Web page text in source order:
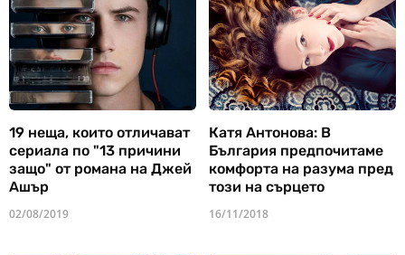
19 неща, които отличават
сериала по "13 причини
защо" от романа на Джей
Ашър
02/08/2019
Катя Антонова: В
България предпочитаме
комфорта на разума пред
този на сърцето
16/11/2018